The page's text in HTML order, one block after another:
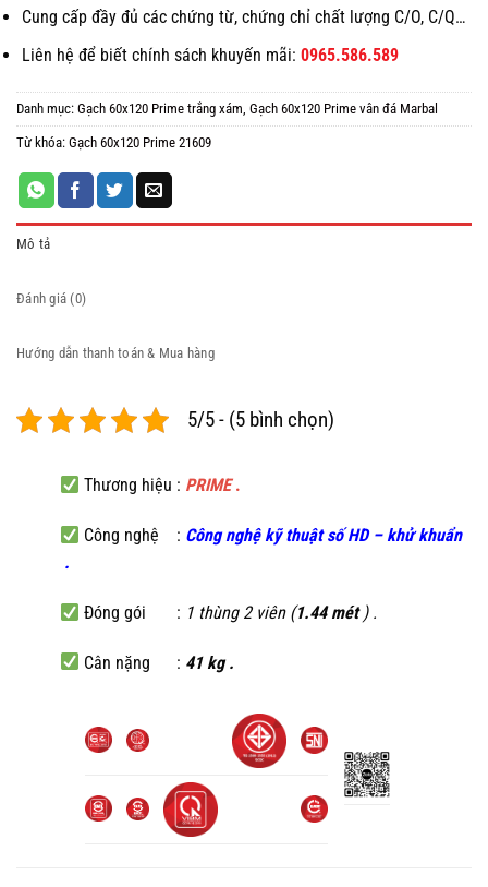
Cung cấp đầy đủ các chứng từ, chứng chỉ chất lượng C/O, C/Q…
Liên hệ để biết chính sách khuyến mãi: 0965.586.589
Danh mục: Gạch 60x120 Prime trắng xám Gạch 60x120 Prime vân đá Marbal
Từ khóa: Gạch 60x120 Prime 21609
Mô tả
Đánh giá (0)
Hướng dẫn thanh toán & Mua hàng
5/5 - (5 bình chọn)
Thương hiệu : PRIME.
Công nghệ : Công nghệ kỹ thuật số HD– khử khuẩn
.
Đóng gói : 1 thùng 2 viên (1.44 mét) .
Cân nặng : 41 kg .